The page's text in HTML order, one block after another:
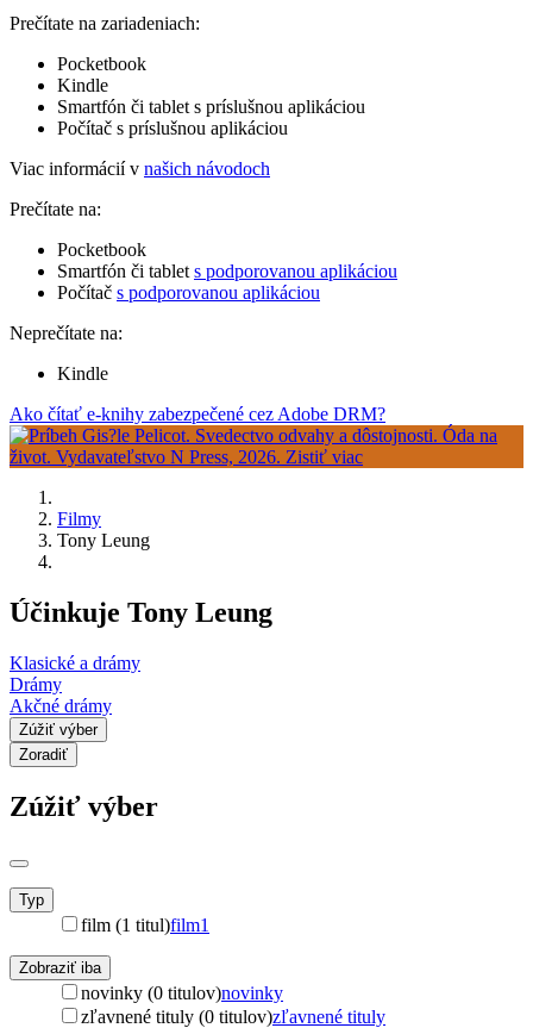
Prečítate na zariadeniach:
Pocketbook
Kindle
Smartfón či tablet s príslušnou aplikáciou
Počítač s príslušnou aplikáciou
Viac informácií v našich návodoch
Prečítate na:
Pocketbook
Smartfón či tablet s podporovanou aplikáciou
Počítač s podporovanou aplikáciou
Neprečítate na:
Kindle
Ako čítať e-knihy zabezpečené cez Adobe DRM?
Filmy
Tony Leung
Účinkuje Tony Leung
Klasické a drámy
Drámy
Akčné drámy
Zúžiť výber
Zoradiť
Zúžiť výber
Typ
film (1 titul)film1
Zobraziť iba
novinky (0 titulov)novinky
zľavnené tituly (0 titulov)zľavnené tituly